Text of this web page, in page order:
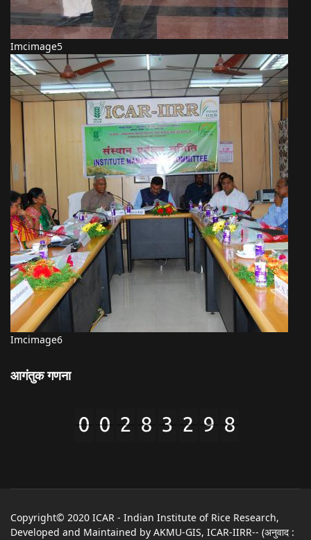
Imcimage5
Imcimage6
आगंतुक गणना
Copyright© 2020 ICAR - Indian Institute of Rice Research,
Developed and Maintained by AKMU-GIS, ICAR-IIRR-- (अनुवाद :